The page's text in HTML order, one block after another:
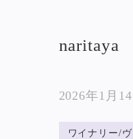
naritaya
2026年1月14
ワイナリー/